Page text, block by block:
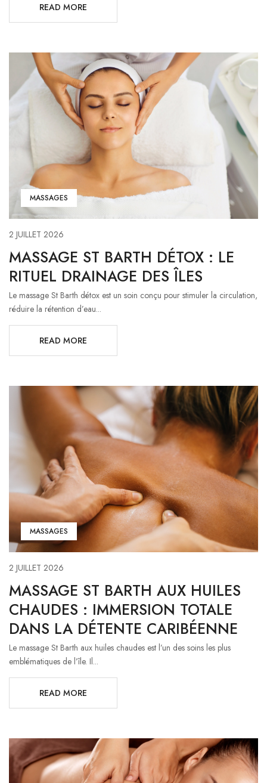
READ MORE
MASSAGES
2 JUILLET 2026
MASSAGE ST BARTH DÉTOX : LE
RITUEL DRAINAGE DES ÎLES
Le massage St Barth détox est un soin conçu pour stimuler la circulation,
réduire la rétention d’eau...
READ MORE
MASSAGES
2 JUILLET 2026
MASSAGE ST BARTH AUX HUILES
CHAUDES : IMMERSION TOTALE
DANS LA DÉTENTE CARIBÉENNE
Le massage St Barth aux huiles chaudes est l’un des soins les plus
emblématiques de l’île. Il...
READ MORE